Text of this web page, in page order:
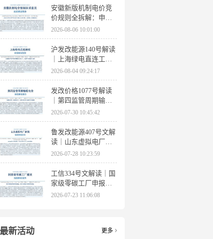
安徽新版机制电价竞
价规则全拆解：申报
条件、保函罚则、出
清机制、聚合商门槛
2026-08-06 10:01:00
沪发改能源140号解读
｜上海绿电直连工作
方案 申报条件、源荷
指标、场景优先级全
梳理
2026-08-04 09:24:17
发改价格1077号解读
｜第四监管周期输配
电价落地 电量电价下
调容量电价上调
2026-07-30 10:45:42
鲁发改能源407号文解
读｜山东虚拟电厂管
理办法全文 分布式光
伏打包入市规则详解
2026-07-28 10:23:59
工信334号文解读｜国
家级零碳工厂申报条
件、三大硬性指标、
2026-07-23 11:06:08
最新活动 更多